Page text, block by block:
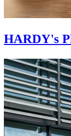
HARDY's